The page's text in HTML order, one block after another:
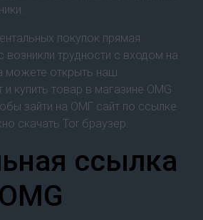
покупок прямая
возникли трудности с входом на
можете открыть наш
купить товар в магазине OMG
зайти на ОМГ сайт по ссылке
скачать Tor браузер.
ссылка